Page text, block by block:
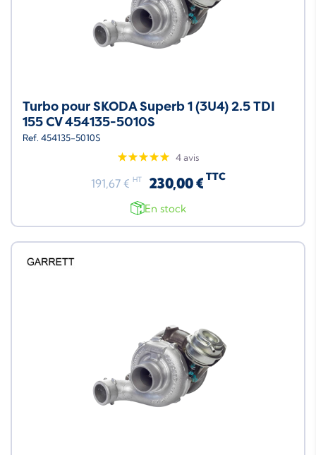
Turbo pour SKODA Superb 1 (3U4) 2.5 TDI
155 CV 454135-5010S
Ref. 454135-5010S
4 avis
191,67 € HT 230,00 € TTC
En stock